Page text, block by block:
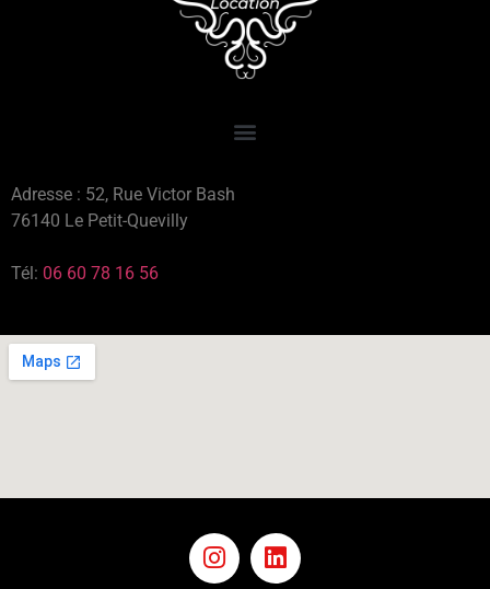
Adresse : 52, Rue Victor Bash
76140 Le Petit-Quevilly
Tél: 06 60 78 16 56